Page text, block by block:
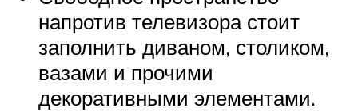
напротив телевизора стоит
заполнить диваном, столиком,
вазами и прочими
декоративными элементами.